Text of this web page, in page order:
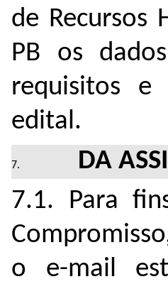
de Recursos
PB os
requisitos e
edital.
DA
7.1. Para
o e-mail